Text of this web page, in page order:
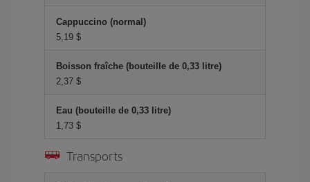
Cappuccino (normal)
5,19 $
Boisson fraîche (bouteille de 0,33 litre)
2,37 $
Eau (bouteille de 0,33 litre)
1,73 $
Transports